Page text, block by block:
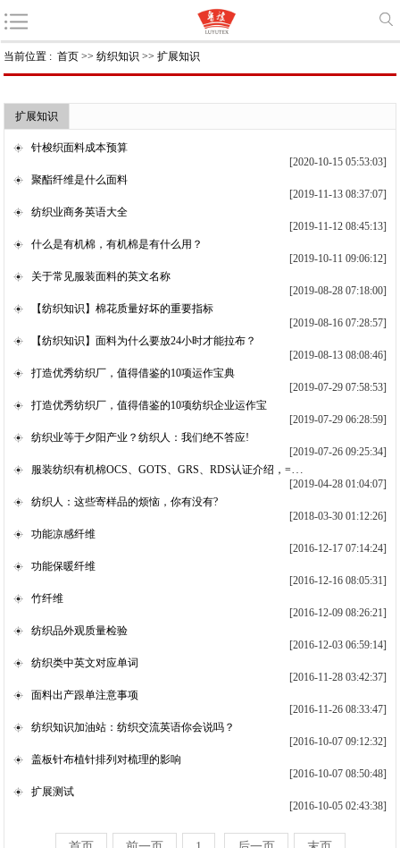
当前位置 : 首页 >> 纺织知识 >> 扩展知识
扩展知识
针梭织面料成本预算
[2020-10-15 05:53:03]
聚酯纤维是什么面料
[2019-11-13 08:37:07]
纺织业商务英语大全
[2019-11-12 08:45:13]
什么是有机棉，有机棉是有什么用？
[2019-10-11 09:06:12]
关于常见服装面料的英文名称
[2019-08-28 07:18:00]
【纺织知识】棉花质量好坏的重要指标
[2019-08-16 07:28:57]
【纺织知识】面料为什么要放24小时才能拉布？
[2019-08-13 08:08:46]
打造优秀纺织厂，值得借鉴的10项运作宝典
[2019-07-29 07:58:53]
打造优秀纺织厂，值得借鉴的10项纺织企业运作宝
[2019-07-29 06:28:59]
纺织业等于夕阳产业？纺织人：我们绝不答应!
[2019-07-26 09:25:34]
服装纺织有机棉OCS、GOTS、GRS、RDS认证介绍，=区别
[2019-04-28 01:04:07]
纺织人：这些寄样品的烦恼，你有没有?
[2018-03-30 01:12:26]
功能凉感纤维
[2016-12-17 07:14:24]
功能保暖纤维
[2016-12-16 08:05:31]
竹纤维
[2016-12-09 08:26:21]
纺织品外观质量检验
[2016-12-03 06:59:14]
纺织类中英文对应单词
[2016-11-28 03:42:37]
面料出产跟单注意事项
[2016-11-26 08:33:47]
纺织知识加油站：纺织交流英语你会说吗？
[2016-10-07 09:12:32]
盖板针布植针排列对梳理的影响
[2016-10-07 08:50:48]
扩展测试
[2016-10-05 02:43:38]